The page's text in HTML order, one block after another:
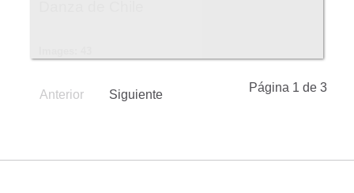
Página 1 de 3
Anterior Siguiente